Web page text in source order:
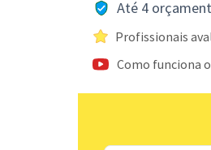
Até 4
Profissionais
Como funciona